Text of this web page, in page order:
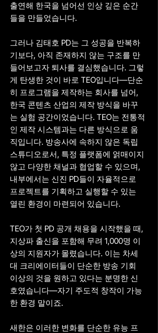
출연해 한국을 넘어선 인상 깊은 순간
들을 만들었습니다.
그러나 김태호 PD는 그 성공을 반복하
기보다, 아직 존재하지 않는 구조를 만
들어보고자 퇴사를 결심했습니다. 그렇
게 탄생한 것이 바로 TEO입니다—단순
히 프로그램을 제작하는 회사를 넘어,
한국 콘텐츠 산업의 제작 방식을 바꾸
는 실험 공간이었습니다. TEO는 전통적
인 제작 시스템과는 다른 방식으로 움
직입니다. 방송사에 속하지 않은 독립
스튜디오로서, 특정 플랫폼에 얽매이지
않고 다양한 채널과 협업할 수 있으며,
내부에서는 신진 PD들이 자율적으로
프로젝트를 기획하고 실행할 수 있는
열린 환경이 마련되어 있습니다.
TEO가 첫 PD 공개 채용을 시작했을 때,
지상파 출신을 포함해 무려 1,000명 이
상의 지원자가 몰렸습니다. 이는 차세
대 크리에이터들이 단순한 방송 기회
이상의 것을 원하고 있다는 분명한 신
호였습니다—자기 주도적 창작이 가능
한 환경 말이죠.
새한은 이러한 변화를 단순한 유능 프